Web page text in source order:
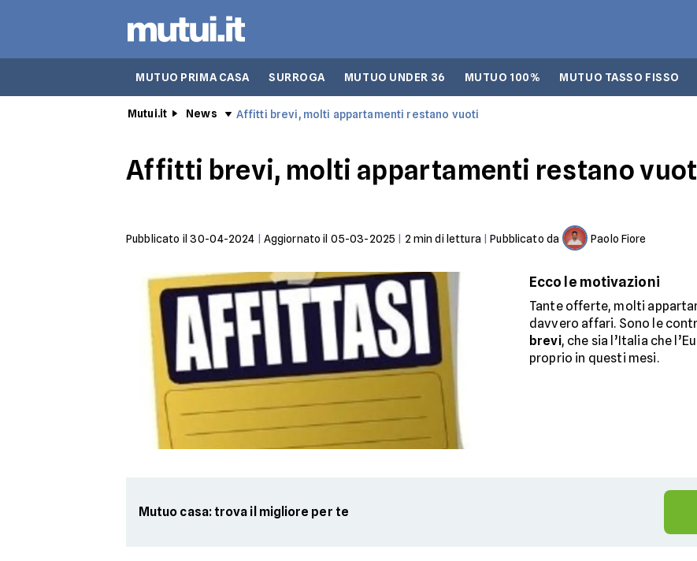
MUTUO PRIMA CASA SURROGA MUTUO UNDER 36 MUTUO 100% MUTUO TASSO FISSO
Mutui.it News Affitti brevi, molti appartamenti restano vuoti
Affitti brevi, molti appartamenti restano
Pubblicato il 30-04-2024 Aggiornato il 05-03-2025 2 min di lettura |Pubblicato da Paolo Fiore
Ecco le motivazioni
Tante offerte, molti
davvero affari. Sono le
brevi, che sia l’Italia che
proprio in questi mesi.
Mutuo casa: trova il migliore per te